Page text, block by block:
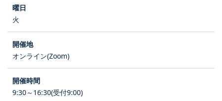
火
オンライン(Zoom)
9:30～16:30(受付9:00)